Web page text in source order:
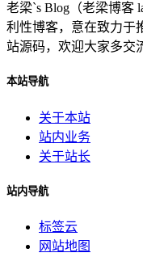
老梁`s Blog（老梁博客
利性博客，意在致力于
站源码，欢迎大家多交
本站导航
关于本站
站内业务
关于站长
站内导航
标签云
网站地图